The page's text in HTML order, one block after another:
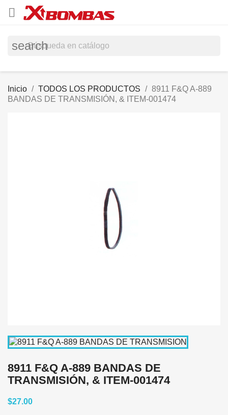

search
Inicio TODOS LOS PRODUCTOS
8911 F&Q A-889
BANDAS DE TRANSMISIÓN, & ITEM-001474
8911 F&Q A-889 BANDAS DE
TRANSMISIÓN, & ITEM-001474
$27.00